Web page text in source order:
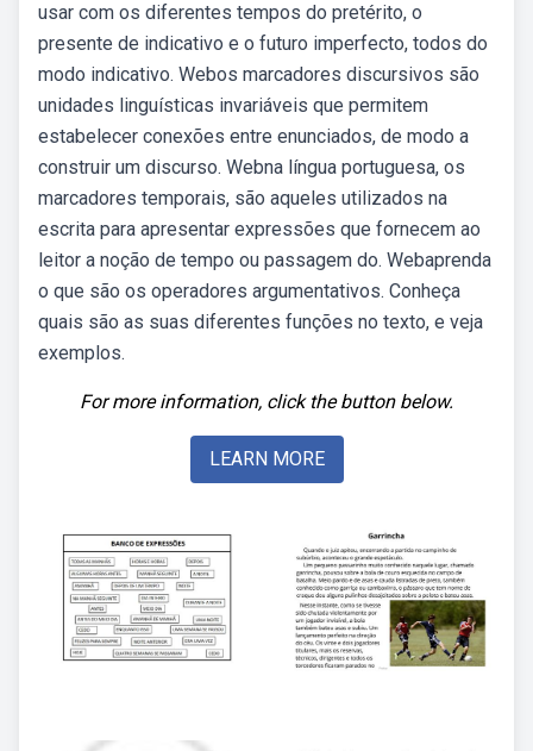
usar com os diferentes tempos do pretérito, o
presente de indicativo e o futuro imperfecto, todos do
modo indicativo. Webos marcadores discursivos são
unidades linguísticas invariáveis que permitem
estabelecer conexões entre enunciados, de modo a
construir um discurso. Webna língua portuguesa, os
marcadores temporais, são aqueles utilizados na
escrita para apresentar expressões que fornecem ao
leitor a noção de tempo ou passagem do. Webaprenda
o que são os operadores argumentativos. Conheça
quais são as suas diferentes funções no texto, e veja
exemplos.
For more information, click the button below.
LEARN MORE